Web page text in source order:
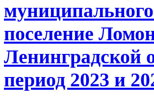
поселение
Ленинградской
период 2023 и